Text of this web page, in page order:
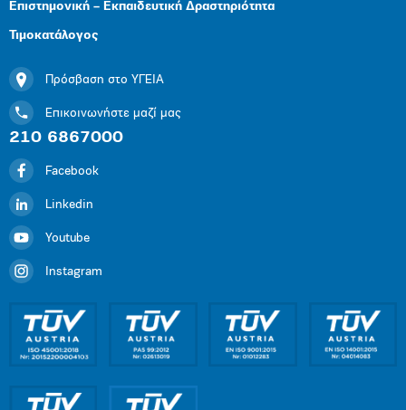
Επιστημονική – Εκπαιδευτική Δραστηριότητα
Τιμοκατάλογος
Πρόσβαση στο ΥΓΕΙΑ
Επικοινωνήστε μαζί μας
210 6867000
Facebook
Linkedin
Youtube
Instagram